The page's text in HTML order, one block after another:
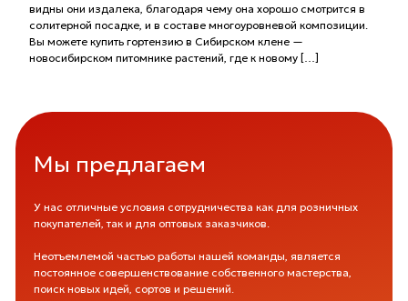
видны они издалека, благодаря чему она хорошо смотрится в
солитерной посадке, и в составе многоуровневой композиции.
Вы можете купить гортензию в Сибирском клене —
новосибирском питомнике растений, где к новому […]
Мы предлагаем
У нас отличные условия сотрудничества как для розничных
покупателей, так и для оптовых заказчиков.
Неотъемлемой частью работы нашей команды, является
постоянное совершенствование собственного мастерства,
поиск новых идей, сортов и решений.